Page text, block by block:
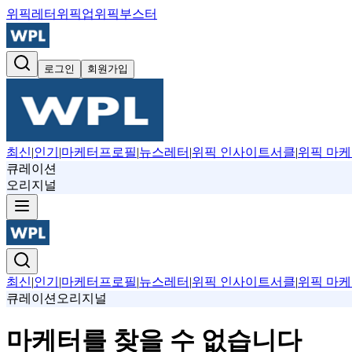
위픽레터 위픽업위픽부스터
로그인 회원가입
최신|인기 |마케터프로필|뉴스레터 |위픽 인사이트서클|위픽 마케
큐레이션
오리지널
최신|인기 |마케터프로필|뉴스레터 |위픽 인사이트서클|위픽 마케
큐레이션 오리지널
마케터를 찾을 수 없습니다